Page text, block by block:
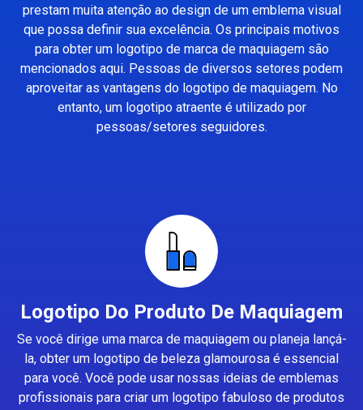
prestam muita atenção ao design de um emblema visual
que possa definir sua excelência. Os principais motivos
para obter um logotipo de marca de maquiagem são
mencionados aqui. Pessoas de diversos setores podem
aproveitar as vantagens do logotipo de maquiagem. No
entanto, um logotipo atraente é utilizado por
pessoas/setores seguidores.
Logotipo Do Produto De Maquiagem
Se você dirige uma marca de maquiagem ou planeja lançá-
la, obter um logotipo de beleza glamourosa é essencial
para você. Você pode usar nossas ideias de emblemas
profissionais para criar um logotipo fabuloso de produtos